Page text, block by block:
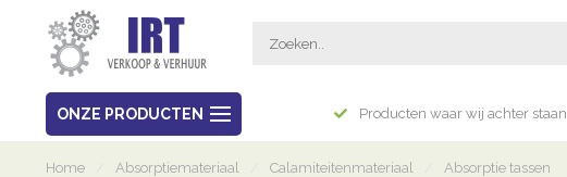
ONZE PRODUCTEN
Breed assortiment Producten waar wij achter staan
Home Absorptiemateriaal Calamiteitenmateriaal Absorptie tassen